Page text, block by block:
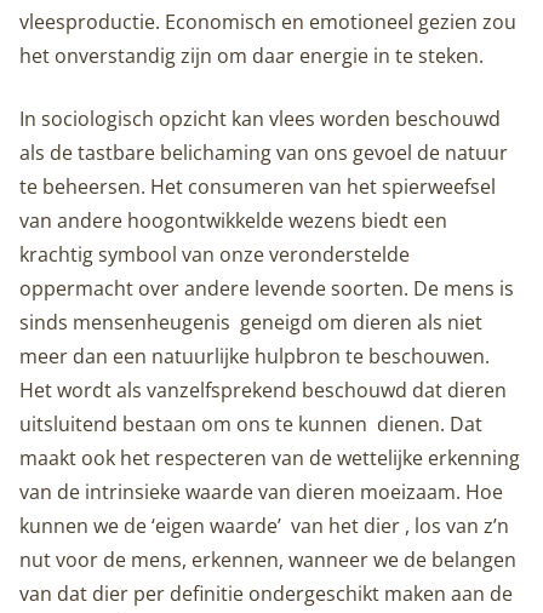
vleesproductie. Economisch en emotioneel gezien zou
het onverstandig zijn om daar energie in te steken.
In sociologisch opzicht kan vlees worden beschouwd
als de tastbare belichaming van ons gevoel de natuur
te beheersen. Het consumeren van het spierweefsel
van andere hoogontwikkelde wezens biedt een
krachtig symbool van onze veronderstelde
oppermacht over andere levende soorten. De mens is
sinds mensenheugenis geneigd om dieren als niet
meer dan een natuurlijke hulpbron te beschouwen.
Het wordt als vanzelfsprekend beschouwd dat dieren
uitsluitend bestaan om ons te kunnen dienen. Dat
maakt ook het respecteren van de wettelijke erkenning
van de intrinsieke waarde van dieren moeizaam. Hoe
kunnen we de ‘eigen waarde’ van het dier , los van z’n
nut voor de mens, erkennen, wanneer we de belangen
van dat dier per definitie ondergeschikt maken aan de